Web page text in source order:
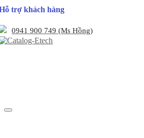
trợ khách hàng
0941 900 749 (Ms Hồng)